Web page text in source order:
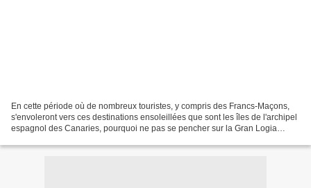
En cette période où de nombreux touristes, y compris des Francs-Maçons,
s'envoleront vers ces destinations ensoleillées que sont les îles de l'archipel
espagnol des Canaries, pourquoi ne pas se pencher sur la Gran Logia